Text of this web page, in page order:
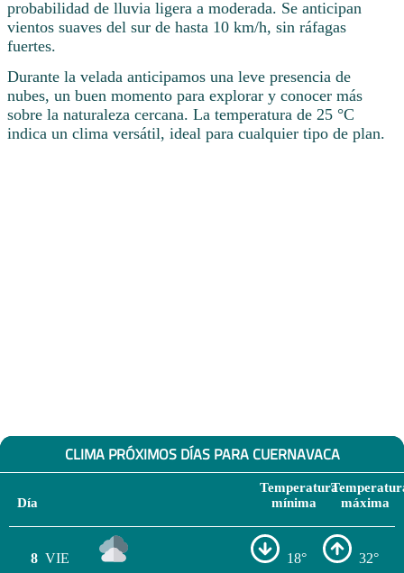
probabilidad de lluvia ligera a moderada. Se anticipan
vientos suaves del sur de hasta 10 km/h, sin ráfagas
fuertes.
Durante la velada anticipamos una leve presencia de
nubes, un buen momento para explorar y conocer más
sobre la naturaleza cercana. La temperatura de 25 °C
indica un clima versátil, ideal para cualquier tipo de plan.
CLIMA PRÓXIMOS DÍAS PARA CUERNAVACA
Día
Temperatura
mínima
máxima
8 VIE 18° 32°